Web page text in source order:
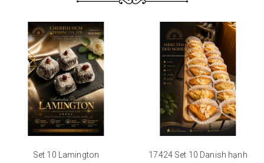
Set 10 Lamington
17424 Set 10 Danish hạnh